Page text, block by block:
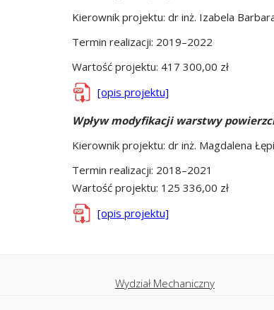
Kierownik projektu: dr inż. Izabela
Termin realizacji: 2019–2022
Wartość projektu: 417 300,00 zł
[opis projektu]
Wpływ modyfikacji warstwy
Kierownik projektu: dr inż. Magdalena
Termin realizacji: 2018–2021
Wartość projektu: 125 336,00 zł
[opis projektu]
Wydział Mechaniczny